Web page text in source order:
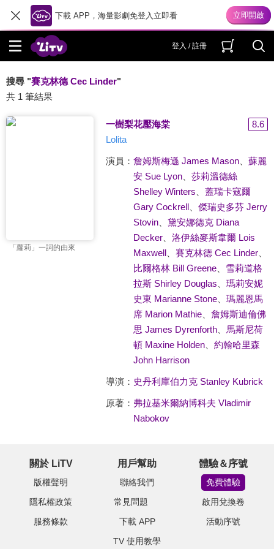
下載 APP，海量影劇免登入立即看
登入 / 註冊
搜尋 "賽克林德 Cec Linder"
共 1 筆結果
「蘿莉」一詞的由來
一樹梨花壓海棠
8.6
Lolita
演員： 詹姆斯梅遜 James Mason、 蘇麗
安 Sue Lyon、 莎莉溫德絲
Shelley Winters
蓋瑞卡寇爾
Gary Cockrell、 傑瑞史多芬 Jerry
Stovin、 黛安娜德克 Diana
Decker、 洛伊絲麥斯韋爾 Lois
Maxwell、 賽克林德 Cec Linder、
比爾格林 Bill Greene、 雪莉道格
拉斯 Shirley Douglas
瑪莉安妮
史東 Marianne Stone、 瑪麗恩馬
席 Marion Mathie、 詹姆斯迪倫佛
思 James Dyrenforth、 馬斯尼荷
頓 Maxine Holden、 約翰哈里森
John Harrison
導演： 史丹利庫伯力克 Stanley Kubrick
原著： 弗拉基米爾納博科夫 Vladimir
Nabokov
關於 LiTV
版權聲明
隱私權政策
服務條款
用戶幫助
聯絡我們
常見問題
下載 APP
TV 使用教學
體驗＆序號
免費體驗
啟用兌換卷
活動序號